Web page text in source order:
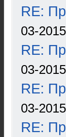
RE:
03-
RE:
03-
RE:
03-
RE: